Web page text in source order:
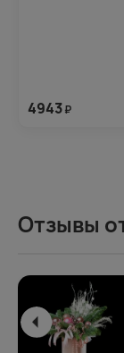
4943₽
Отзывы